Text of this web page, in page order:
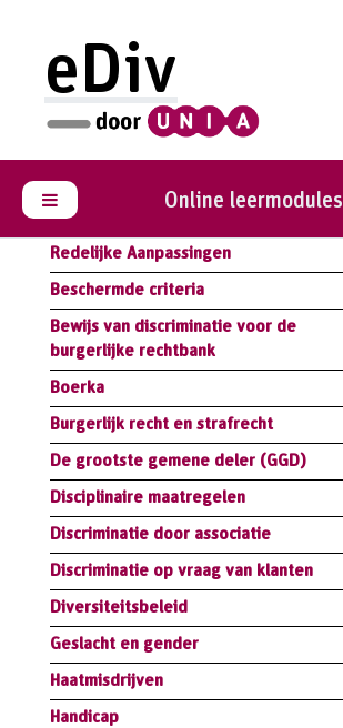
eDiv
Zijpaneel Online leermodules
Bibliotheek
Antidiscriminatiewetgeving
Redelijke Aanpassingen
Beschermde criteria
Bewijs van discriminatie voor de
burgerlijke rechtbank
Boerka
Burgerlijk recht en strafrecht
De grootste gemene deler (GGD)
Disciplinaire maatregelen
Discriminatie door associatie
Discriminatie op vraag van klanten
Diversiteitsbeleid
Geslacht en gender
Haatmisdrijven
Handicap